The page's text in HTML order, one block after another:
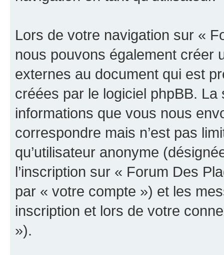
Lors de votre navigation sur «
nous pouvons également créer
externes au document qui est
créées par le logiciel phpBB.
informations que vous nous
correspondre mais n’est pas
qu’utilisateur anonyme
l’inscription sur « Forum Des
par « votre compte ») et les
inscription et lors de votre
»).